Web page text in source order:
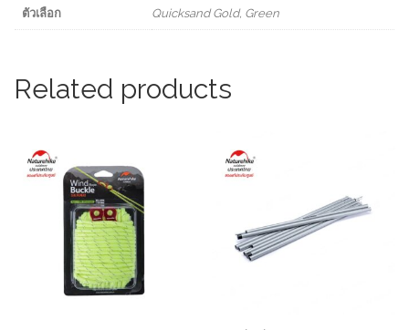
ตัวเลือก Quicksand Gold, Green
Related products